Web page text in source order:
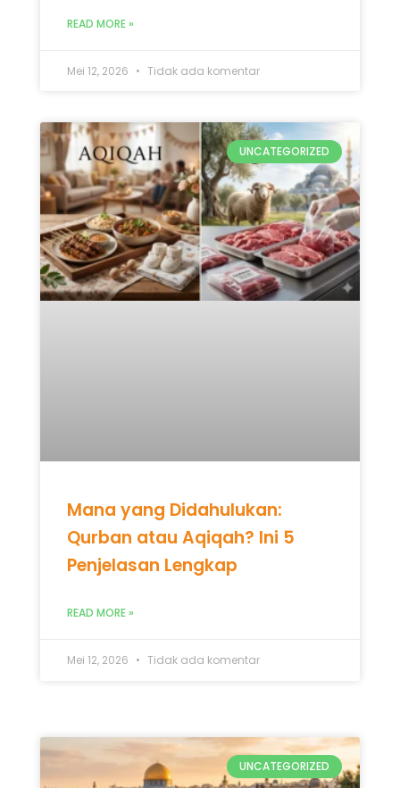
READ MORE »
Mei 12, 2026 Tidak ada komentar
UNCATEGORIZED
Mana yang Didahulukan:
Qurban atau Aqiqah? Ini 5
Penjelasan Lengkap
READ MORE »
Mei 12, 2026 Tidak ada komentar
UNCATEGORIZED